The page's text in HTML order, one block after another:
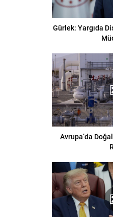
Gürlek: Yargıda
Avrupa’da